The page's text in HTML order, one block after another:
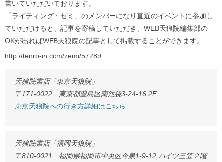
書いていただいております。
「ライティング・ゼミ」のメンバーになり直近のイベントに参加し
ていただけると、記事を寄稿していただき、WEB天狼院編集部の
OKが出ればWEB天狼院の記事として掲載することができます。
http://tenro-in.com/zemi/57289
天狼院書店「東京天狼院」
〒171-0022 東京都豊島区南池袋3-24-16 2F
東京天狼院への行き方詳細はこちら
天狼院書店「福岡天狼院」
〒810-0021 福岡県福岡市中央区今泉1-9-12 ハイツ三笠２階